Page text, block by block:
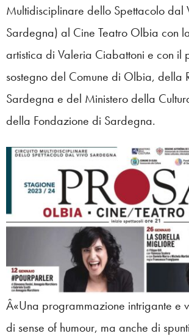
Multidisciplinare dello Spettacolo dal
Sardegna) al Cine Teatro Olbia con
artistica di Valeria Ciabattoni e con il
sostegno del Comune di Olbia, della
Sardegna e del Ministero della
della Fondazione di Sardegna.
Â«Una programmazione intrigante e
di sense of humour, ma anche di